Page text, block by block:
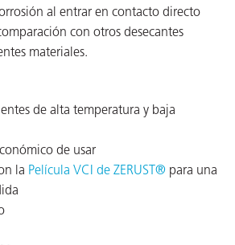
al entrar en contacto directo
con otros desecantes
materiales.
de alta temperatura y baja
de usar
la Película VCI de ZERUST® para una